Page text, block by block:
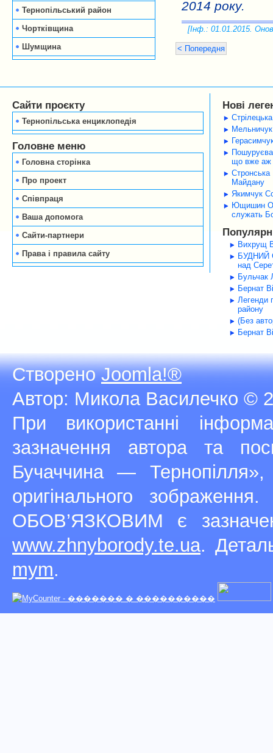
Тернопільський район
Чортківщина
Шумщина
2014 року.
[Інф.: 01.01.2015.
< Попередня
Сайти проєкту
Тернопільська енциклопедія
Головне меню
Головна сторінка
Про проект
Співпраця
Ваша допомога
Сайти-партнери
Права і правила сайту
Нові
Мельничук
що вже аж
Стронська
Майдану
Якимчук
Ющишин
служать
Вихрущ
БУДНИЙ
над
Бульчак
Бернат
Легенди
району
(Без
Бернат
СтвореноJoomla!®
Автор: Микола Василечко ©
При використанні
зазначення автора та
Бучаччина —
оригінального
ОБОВ’ЯЗКОВИМ є
www.zhnyborody.te.ua.
mym.